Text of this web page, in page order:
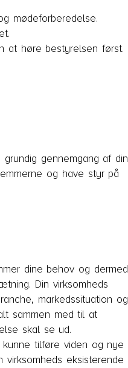
mødeforberedelse.
at høre bestyrelsen først.
gennemgang af din
og have styr på
dine behov og dermed
Din virksomheds
markedssituation og
sammen med til at
skal se ud.
kunne tilføre viden og nye
virksomheds eksisterende